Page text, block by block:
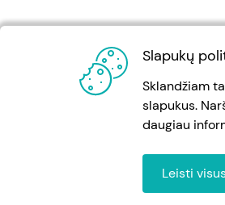
Slapukų
Sklandžiam
slapukus.
daugiau
Leisti
Taisyk.lt © Visos